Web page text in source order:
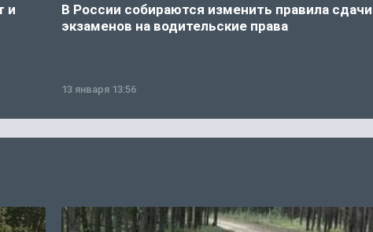
и
В России собираются изменить правила сдачи
экзаменов на водительские права
13 января 13:56